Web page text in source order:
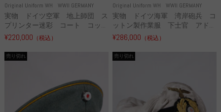
Original Uniform WH WWII GERMANY
実物 ドイツ空軍 地上師団 ス
プリンター迷彩 コート コッ...
¥220,000 （税込）
Original Uniform WH WWII GERMANY
実物 ドイツ海軍 湾岸砲兵 コ
ットン製作業服 下士官 アド...
¥286,000 （税込）
売り切れ 売り切れ